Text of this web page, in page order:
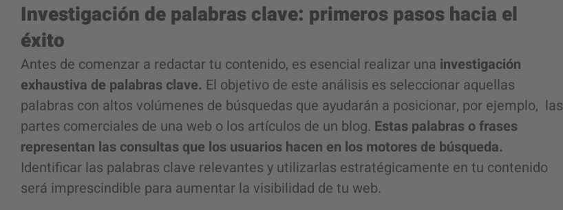
Investigación de palabras clave: primeros pasos hacia el
éxito
Antes de comenzar a redactar tu contenido, es esencial realizar una investigación
exhaustiva de palabras clave. El objetivo de este análisis es seleccionar aquellas
palabras con altos volúmenes de búsquedas que ayudarán a posicionar, por ejemplo, las
partes comerciales de una web o los artículos de un blog. Estas palabras o frases
representan las consultas que los usuarios hacen en los motores de búsqueda.
Identificar las palabras clave relevantes y utilizarlas estratégicamente en tu contenido
será imprescindible para aumentar la visibilidad de tu web.